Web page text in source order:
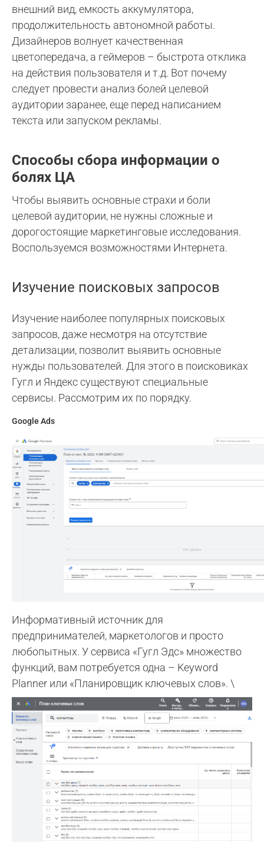
внешний вид, емкость аккумулятора,
продолжительность автономной работы.
Дизайнеров волнует качественная
цветопередача, а геймеров – быстрота отклика
на действия пользователя и т.д. Вот почему
следует провести анализ болей целевой
аудитории заранее, еще перед написанием
текста или запуском рекламы.
Способы сбора информации о
болях ЦА
Чтобы выявить основные страхи и боли
целевой аудитории, не нужны сложные и
дорогостоящие маркетинговые исследования.
Воспользуемся возможностями Интернета.
Изучение поисковых запросов
Изучение наиболее популярных поисковых
запросов, даже несмотря на отсутствие
детализации, позволит выявить основные
нужды пользователей. Для этого в поисковиках
Гугл и Яндекс существуют специальные
сервисы. Рассмотрим их по порядку.
Google Ads
Информативный источник для
предпринимателей, маркетологов и просто
любопытных. У сервиса «Гугл Эдс» множество
функций, вам потребуется одна – Keyword
Planner или «Планировщик ключевых слов». \